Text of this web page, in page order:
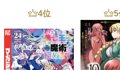
4位 5